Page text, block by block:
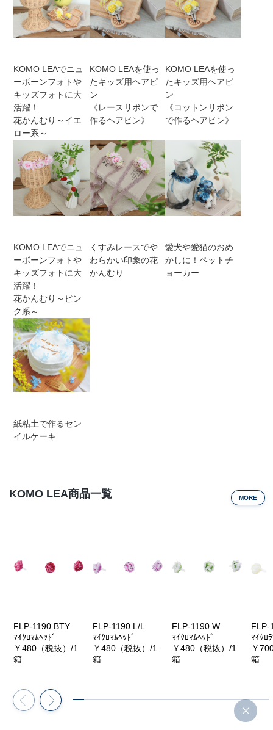
KOMO LEAでニュ
ーボーンフォトや
キッズフォトに大
活躍！
花かんむり～イエ
ロー系～
KOMO LEAを使っ
たキッズ用ヘアピ
ン
《レースリボンで
作るヘアピン》
KOMO LEAを使っ
たキッズ用ヘアピ
ン
《コットンリボン
で作るヘアピン》
KOMO LEAでニュ
ーボーンフォトや
キッズフォトに大
活躍！
花かんむり～ピン
ク系～
くすみレースでや
わらかい印象の花
かんむり
愛犬や愛猫のおめ
かしに！ペットチ
ョーカー
紙粘土で作るセン
イルケーキ
KOMO LEA商品一覧 MORE
FLP-1190 BTY
ﾏｲｸﾛﾏﾑﾍｯﾄﾞ
￥480（税抜）/1
箱
FLP-1190 L/L
ﾏｲｸﾛﾏﾑﾍｯﾄﾞ
￥480（税抜）/1
箱
FLP-1190 W
ﾏｲｸﾛﾏﾑﾍｯﾄﾞ
￥480（税抜）/1
箱
FLP-
ﾏｲｸﾛ
￥
箱